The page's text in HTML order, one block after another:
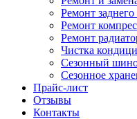
Ремонт
Ремонт
Ремонт
Чистка
Сезонный
Сезонное
Прайс-лист
Отзывы
Контакты